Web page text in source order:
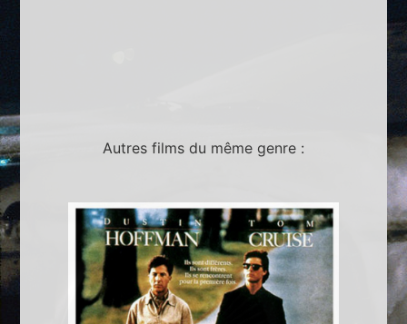
Autres films du même genre :